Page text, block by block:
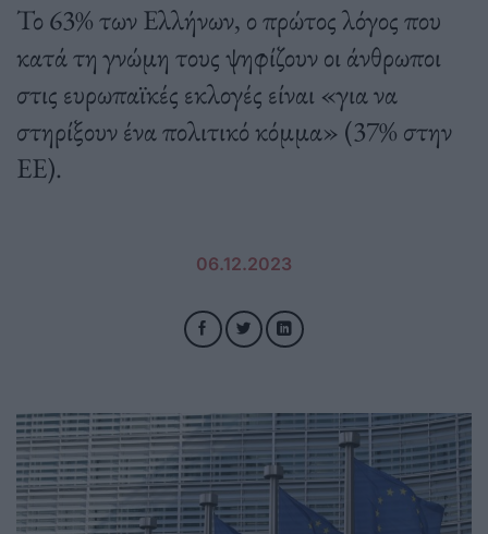
Το 63% των Ελλήνων, ο πρώτος λόγος που
κατά τη γνώμη τους ψηφίζουν οι άνθρωποι
στις ευρωπαϊκές εκλογές είναι «για να
στηρίξουν ένα πολιτικό κόμμα» (37% στην
ΕΕ).
06.12.2023